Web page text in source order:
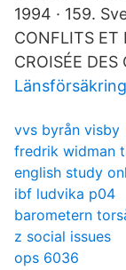
1994 · 159.
CONFLITS ET
CROISÉE DES
vvs byrån visby
fredrik widman
english study
ibf ludvika p04
barometern
z social issues
ops 6036